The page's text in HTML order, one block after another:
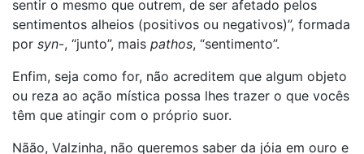
sentir o mesmo que outrem, de ser afetado pelos
sentimentos alheios (positivos ou negativos)”, formada
por syn-, “junto”, mais pathos, “sentimento”.
Enfim, seja como for, não acreditem que algum objeto
ou reza ao ação mística possa lhes trazer o que vocês
têm que atingir com o próprio suor.
Nãão, Valzinha, não queremos saber da jóia em ouro e